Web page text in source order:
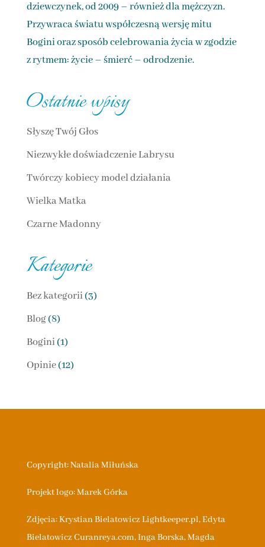
dziewczynek, od 2009 – również dla mężczyzn.
Przywraca światu współczesną wersję mitu
Bogini oraz sposób celebrowania życia w zgodzie
z rytmem: życie – śmierć – odrodzenie.
Ostatnie wpisy
Słyszę Twój Głos
Niezwykłe doświadczenie Labrysu
Twórczy kobiecy model działania
Wielka Matka
Czarne Madonny
Kategorie
Bez kategorii(3)
Blog(8)
Bogini(1)
Opinie(12)
Copyright: Natalia Miłuńska
Projekt logo: Marek Górka
Zdjęcia: Krystian Bielatowicz Lightkeeper.pl,Edyta
BielatowiczCuranreya.com, Inga Borska, Magda